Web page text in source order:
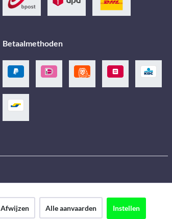
Betaalmethoden
Afwijzen Alle aanvaarden Instellen